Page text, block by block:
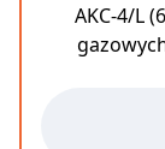
AKC-4/L